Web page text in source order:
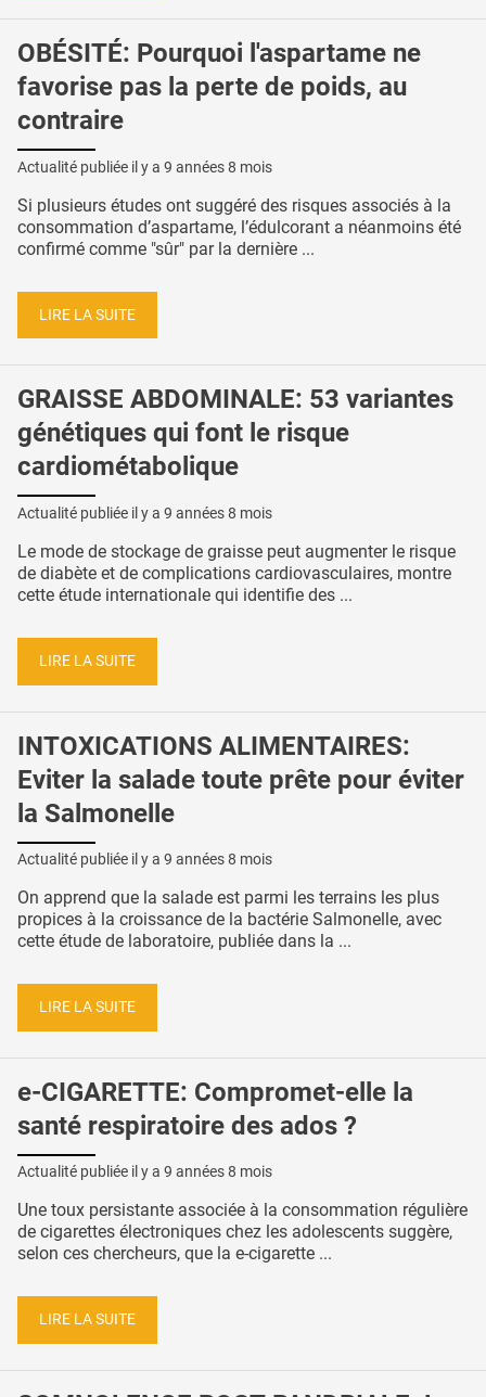
OBÉSITÉ: Pourquoi l'aspartame ne
favorise pas la perte de poids, au
contraire
Actualité publiée il y a 9 années 8 mois
Si plusieurs études ont suggéré des risques associés à la
consommation d’aspartame, l’édulcorant a néanmoins été
confirmé comme "sûr" par la dernière ...
LIRE LA SUITE
GRAISSE ABDOMINALE: 53 variantes
génétiques qui font le risque
cardiométabolique
Actualité publiée il y a 9 années 8 mois
Le mode de stockage de graisse peut augmenter le risque
de diabète et de complications cardiovasculaires, montre
cette étude internationale qui identifie des ...
LIRE LA SUITE
INTOXICATIONS ALIMENTAIRES:
Eviter la salade toute prête pour éviter
la Salmonelle
Actualité publiée il y a 9 années 8 mois
On apprend que la salade est parmi les terrains les plus
propices à la croissance de la bactérie Salmonelle, avec
cette étude de laboratoire, publiée dans la ...
LIRE LA SUITE
e-CIGARETTE: Compromet-elle la
santé respiratoire des ados ?
Actualité publiée il y a 9 années 8 mois
Une toux persistante associée à la consommation régulière
de cigarettes électroniques chez les adolescents suggère,
selon ces chercheurs, que la e-cigarette ...
LIRE LA SUITE